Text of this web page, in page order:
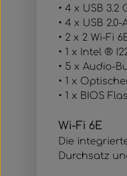
• 4 x USB 3.2
• 4 x USB
• 2 x 2 Wi-Fi
• 1 x Intel ®
• 5 x Audio-
• 1 x
• 1 x BIOS
Wi-Fi 6E
Die
Durchsatz